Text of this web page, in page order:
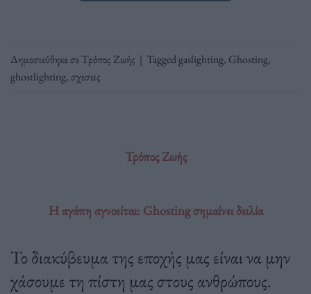
Δημοσιεύθηκε σεΤρόπος Ζωής | Taggedgaslighting, Ghosting,
ghostlighting,σχεσεις
Τρόπος Ζωής
Η αγάπη αγνοείται: Ghosting σημαίνει δειλία
Το διακύβευμα της εποχής μας είναι να μην
χάσουμε τη πίστη μας στους ανθρώπους.